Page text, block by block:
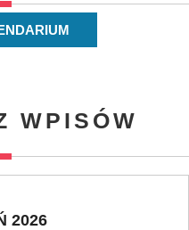
WPISÓW
2026